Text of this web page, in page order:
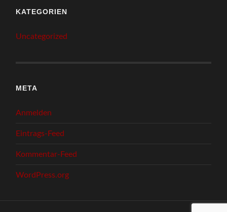
KATEGORIEN
Uncategorized
META
Anmelden
Eintrags-Feed
Kommentar-Feed
WordPress.org